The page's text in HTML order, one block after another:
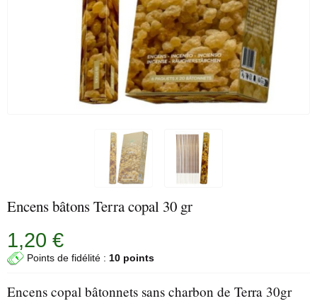
Encens bâtons Terra copal 30 gr
1,20 €
Points de fidélité : 10 points
Encens copal bâtonnets sans charbon de Terra 30gr